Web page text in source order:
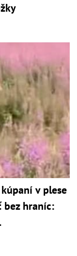
v plese
bez hraníc: